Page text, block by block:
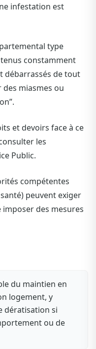
infestation est
type
tenus constamment
débarrassés de tout
miasmes ou
et devoirs face à ce
les
Public.
compétentes
peuvent exiger
des mesures
du maintien en
logement, y
dératisation si
ou de